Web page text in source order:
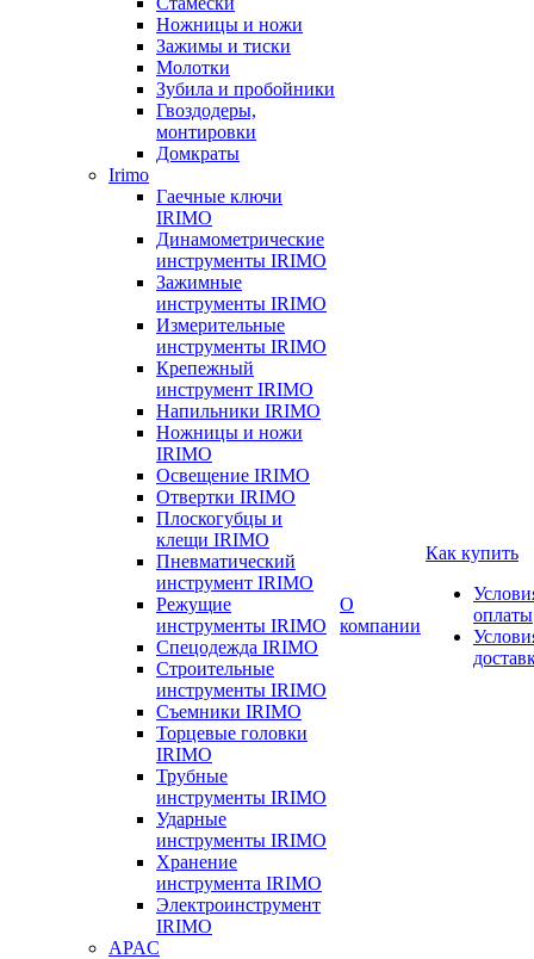
Ножницы и ножи
Зажимы и тиски
Молотки
Зубила и пробойники
Гвоздодеры,
монтировки
Домкраты
Irimo
Гаечные ключи
IRIMO
Динамометрические
инструменты IRIMO
Зажимные
инструменты IRIMO
Измерительные
инструменты IRIMO
Крепежный
инструмент IRIMO
Напильники IRIMO
Ножницы и ножи
IRIMO
Освещение IRIMO
Отвертки IRIMO
Плоскогубцы и
клещи IRIMO
Пневматический
инструмент IRIMO
Режущие
инструменты IRIMO
Спецодежда IRIMO
Строительные
инструменты IRIMO
Съемники IRIMO
Торцевые головки
IRIMO
Трубные
инструменты IRIMO
Ударные
инструменты IRIMO
Хранение
инструмента IRIMO
Электроинструмент
IRIMO
APAC
О
компании
Как купить
оплаты